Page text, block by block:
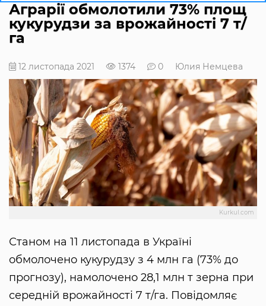
Аграрії обмолотили 73% площ
кукурудзи за врожайності 7 т/
га
12 листопада 2021 1374 0 Юлия Немцева
Kurkul.com
Станом на 11 листопада в Україні
обмолочено кукурудзу з 4 млн га (73% до
прогнозу), намолочено 28,1 млн т зерна при
середній врожайності 7 т/га. Повідомляє